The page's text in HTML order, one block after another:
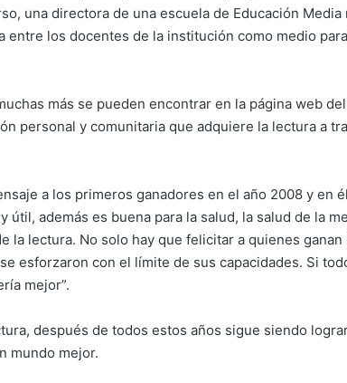
una directora de una escuela de Educación Media
entre los docentes de la institución como medio
más se pueden encontrar en la página web
personal y comunitaria que adquiere la lectura a
a los primeros ganadores en el año 2008 y en
útil, además es buena para la salud, la salud de la
la lectura. No solo hay que felicitar a quienes
esforzaron con el límite de sus capacidades. Si
mejor”.
después de todos estos años sigue siendo
mundo mejor.